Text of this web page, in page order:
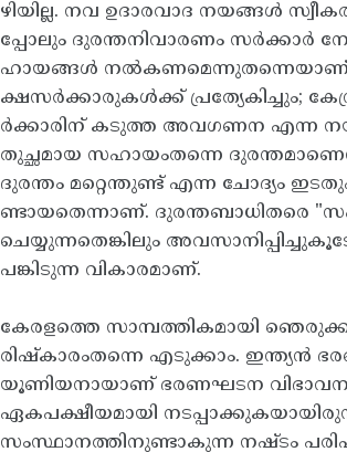
ഴിയില്ല. നവ ഉദാരവാദ നയങ്ങൾ
പ്പോലും ദുരന്തനിവാരണം സർക്കാർ
ഹായങ്ങൾ നൽകണമെന്നുതന്നെയാണ്
ക്ഷസർക്കാരുകൾക്ക് പ്രത്യേകിച്ചും;
ർക്കാരിന് കടുത്ത അവഗണന എന്ന
തുച്ഛമായ സഹായംതന്നെ
ദുരന്തം മറ്റെന്തുണ്ട് എന്ന ചോദ്യം
ണ്ടായതെന്നാണ്‌. ദുരന്തബാധിതരെ
ചെയ്യുന്നതെങ്കിലും
പങ്കിടുന്ന വികാരമാണ്.
​കേരളത്തെ സാമ്പത്തികമായി
രിഷ്‌കാരംതന്നെ എടുക്കാം. ഇന്ത്യൻ
യൂണിയനായാണ് ഭരണഘടന വിഭാവനം
ഏകപക്ഷീയമായി
സംസ്ഥാനത്തിനുണ്ടാകുന്ന നഷ്ടം